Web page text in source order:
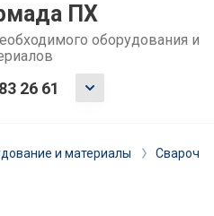
ПХ
оборудования и
26 61
и материалы